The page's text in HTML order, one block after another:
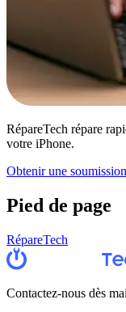
RépareTech répare
votre iPhone.
Obtenir une
Pied de page
RépareTech
Contactez-nous dès